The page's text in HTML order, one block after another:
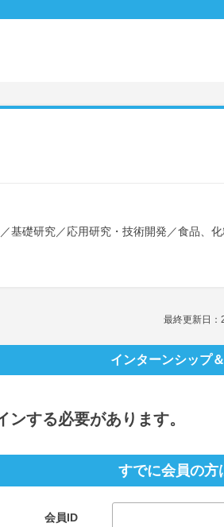
／基礎研究／応用研究・技術開発 ／食品、
最終更新日
インターンシップ
ンする必要があります。
すでに会員の方
会員ID